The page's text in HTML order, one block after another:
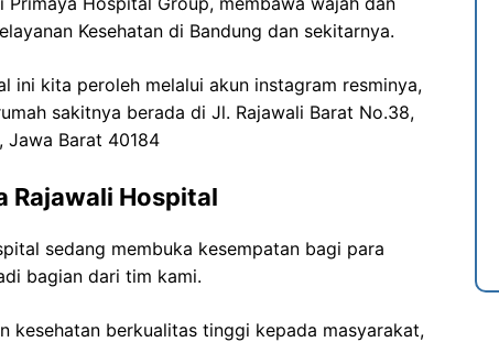
Kesehatan di Bandung dan sekitarnya.
ini kita peroleh melalui akun instagram resminya,
sakitnya berada di Jl. Rajawali Barat No.38,
Jawa Barat 40184
Rajawali Hospital
sedang membuka kesempatan bagi para
bagian dari tim kami.
kesehatan berkualitas tinggi kepada masyarakat,